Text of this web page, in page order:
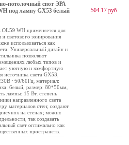
потолочный спот ЭРА
под лампу GX53 белый
OL59 WH применяется для
светового зонирования
использоваться как
Универсальный дизайн и
позволяют
любых типов и
уютную и комфортную
источника света GX53,
~50/60Гц, материал:
белый, размер: 80*50мм,
лампы: 15 Вт, степень
направленного света
материалов стен; создают
на стенах; можно
так создавать
свет оптимально как
пространств.
504.17 руб